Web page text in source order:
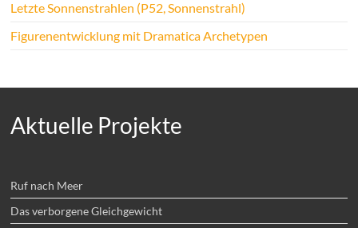
Letzte Sonnenstrahlen (P52, Sonnenstrahl)
Figurenentwicklung mit Dramatica Archetypen
Aktuelle Projekte
Ruf nach Meer
Das verborgene Gleichgewicht